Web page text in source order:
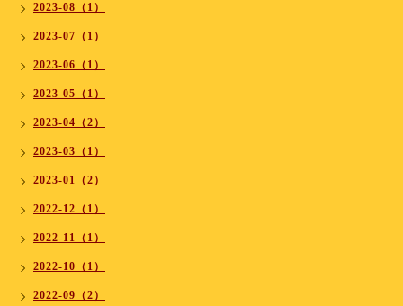
2023-08（1）
2023-07（1）
2023-06（1）
2023-05（1）
2023-04（2）
2023-03（1）
2023-01（2）
2022-12（1）
2022-11（1）
2022-10（1）
2022-09（2）